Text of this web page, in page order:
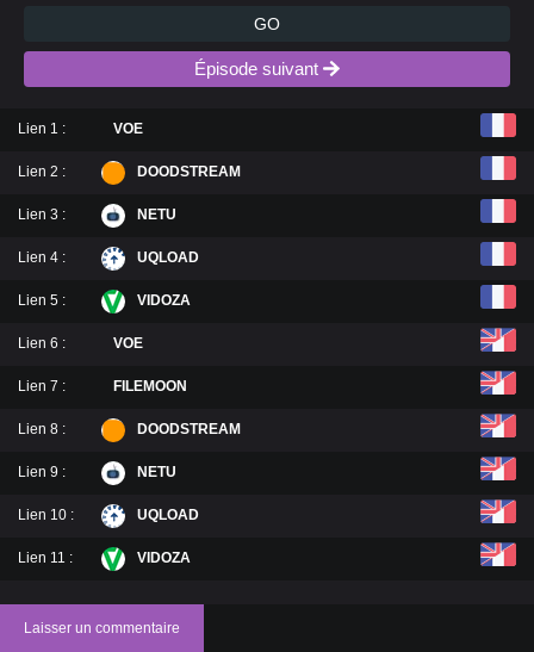
GO
Épisode suivant
Lien 1 : VOE
Lien 2 : DOODSTREAM
Lien 3 : NETU
Lien 4 : UQLOAD
Lien 5 : VIDOZA
Lien 6 : VOE
Lien 7 : FILEMOON
Lien 8 : DOODSTREAM
Lien 9 : NETU
Lien 10 : UQLOAD
Lien 11 : VIDOZA
Laisser un commentaire